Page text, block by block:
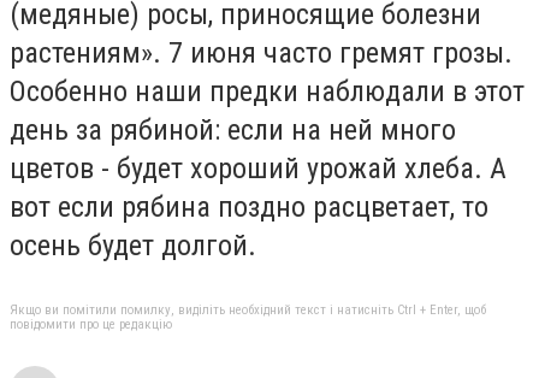
(медяные) росы, приносящие болезни
растениям». 7 июня часто гремят грозы.
Особенно наши предки наблюдали в этот
день за рябиной: если на ней много
цветов - будет хороший урожай хлеба. А
вот если рябина поздно расцветает, то
осень будет долгой.
Якщо ви помітили помилку, виділіть необхідний текст і натисніть Ctrl + Enter, щоб
повідомити про це редакцію